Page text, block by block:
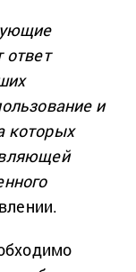
ответ
и
которых